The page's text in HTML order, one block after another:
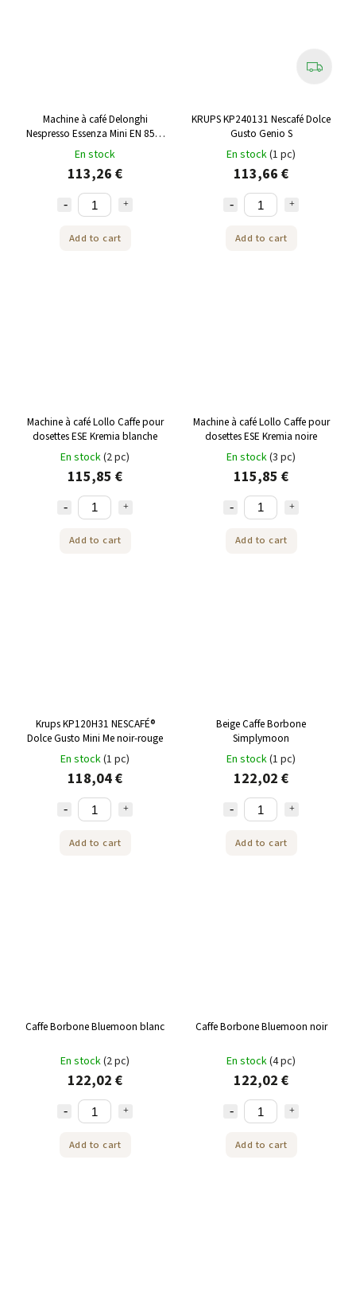
Machine à café Delonghi
Nespresso Essenza Mini EN 85 R
Pour de bons moments café
En stock
113,26 €
Add to cart
KRUPS KP240131 Nescafé Dolce
Gusto Genio S
En stock(1 pc)
113,66 €
Add to cart
Machine à café Lollo Caffe pour
dosettes ESE Kremia blanche
En stock(2 pc)
115,85 €
Add to cart
Machine à café Lollo Caffe pour
dosettes ESE Kremia noire
En stock(3 pc)
115,85 €
Add to cart
Krups KP120H31 NESCAFÉ®
Dolce Gusto Mini Me noir-rouge
En stock(1 pc)
118,04 €
Add to cart
Beige Caffe Borbone
Simplymoon
En stock(1 pc)
122,02 €
Add to cart
Caffe Borbone Bluemoon blanc
En stock(2 pc)
122,02 €
Add to cart
Caffe Borbone Bluemoon noir
En stock(4 pc)
122,02 €
Add to cart